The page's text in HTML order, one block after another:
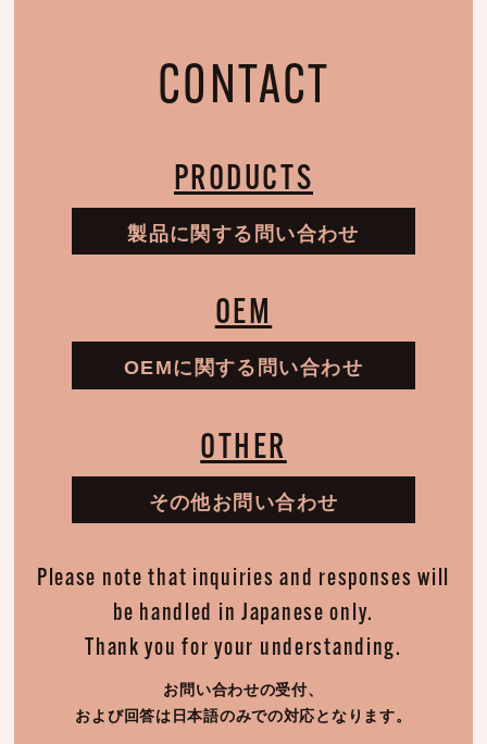
CONTACT
PRODUCTS
製品に関する問い合わせ
OEM
OEMに関する問い合わせ
OTHER
その他お問い合わせ
Please note that inquiries and responses will
be handled in Japanese only.
Thank you for your understanding.
お問い合わせの受付、
および回答は日本語のみでの対応となります。